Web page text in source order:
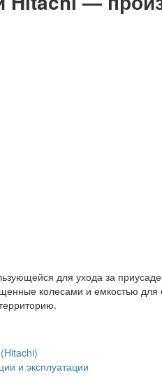
для ухода за
колесами и емкостью
и эксплуатации